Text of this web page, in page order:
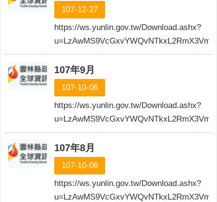
107-12-27
https://ws.yunlin.gov.tw/Download.ashx?
107年9月
107-10-06
https://ws.yunlin.gov.tw/Download.ashx?
107年8月
107-10-06
https://ws.yunlin.gov.tw/Download.ashx?